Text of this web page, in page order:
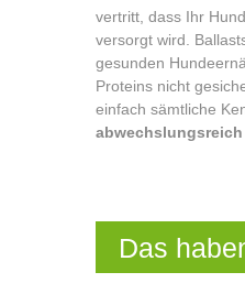
vertritt, dass Ihr
versorgt wird.
gesunden
Proteins nicht
einfach sämtliche
abwechslungsreich
Das